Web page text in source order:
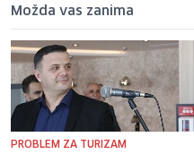
Možda vas zanima
PROBLEM ZA TURIZAM